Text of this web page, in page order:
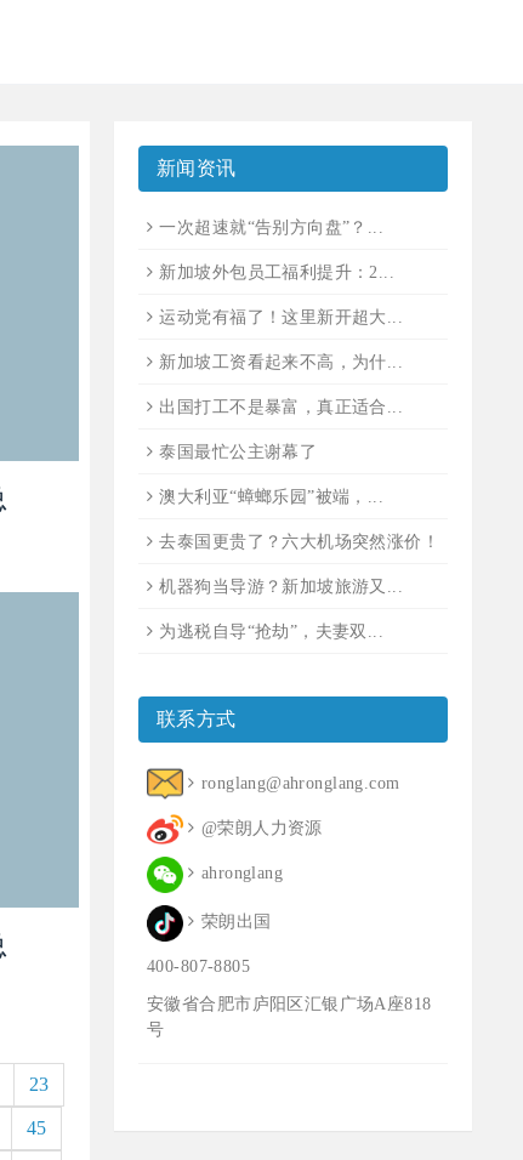
23
45
新闻资讯
一次超速就“告别方向盘”？...
新加坡外包员工福利提升：2...
运动党有福了！这里新开超大...
新加坡工资看起来不高，为什...
出国打工不是暴富，真正适合...
泰国最忙公主谢幕了
澳大利亚“蟑螂乐园”被端，...
去泰国更贵了？六大机场突然涨价！
机器狗当导游？新加坡旅游又...
为逃税自导“抢劫”，夫妻双...
联系方式
ronglang@ahronglang.com
@荣朗人力资源
ahronglang
荣朗出国
400-807-8805
安徽省合肥市庐阳区汇银广场A座818
号